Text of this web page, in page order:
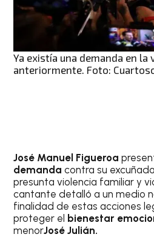
Ya existía una demanda en la
anteriormente. Foto:
José Manuel Figueroa
demandacontra su excuñada
presunta violencia familiar y
cantante detalló a un medio
finalidad de estas acciones
proteger el bienestar
menorJosé Julián.